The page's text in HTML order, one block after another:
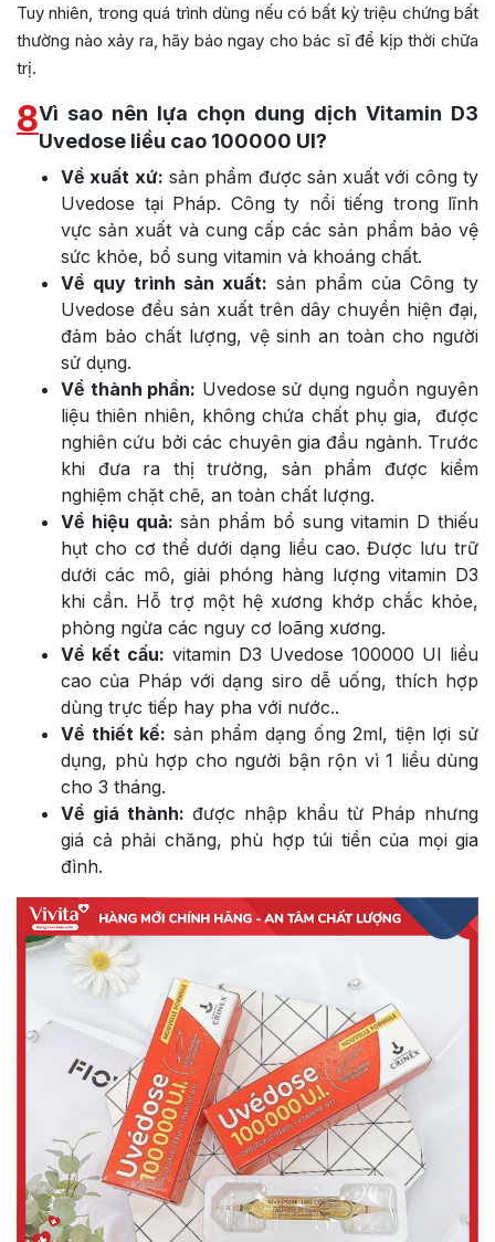
Tuy nhiên, trong quá trình dùng nếu có bất kỳ triệu chứng bất
thường nào xảy ra, hãy báo ngay cho bác sĩ để kịp thời chữa
trị.
8Vì sao nên lựa chọn dung dịch Vitamin D3
Uvedose liều cao 100000 UI?
Về xuất xứ: sản phẩm được sản xuất với công ty
Uvedose tại Pháp. Công ty nổi tiếng trong lĩnh
vực sản xuất và cung cấp các sản phẩm bảo vệ
sức khỏe, bổ sung vitamin và khoáng chất.
Về quy trình sản xuất: sản phẩm của Công ty
Uvedose đều sản xuất trên dây chuyền hiện đại,
đảm bảo chất lượng, vệ sinh an toàn cho người
sử dụng.
Về thành phần: Uvedose sử dụng nguồn nguyên
liệu thiên nhiên, không chứa chất phụ gia, được
nghiên cứu bởi các chuyên gia đầu ngành. Trước
khi đưa ra thị trường, sản phẩm được kiểm
nghiệm chặt chẽ, an toàn chất lượng.
Về hiệu quả: sản phẩm bổ sung vitamin D thiếu
hụt cho cơ thể dưới dạng liều cao. Được lưu trữ
dưới các mô, giải phóng hàng lượng vitamin D3
khi cần. Hỗ trợ một hệ xương khớp chắc khỏe,
phòng ngừa các nguy cơ loãng xương.
Về kết cấu: vitamin D3 Uvedose 100000 UI liều
cao của Pháp với dạng siro dễ uống, thích hợp
dùng trực tiếp hay pha với nước..
Về thiết kế: sản phẩm dạng ống 2ml, tiện lợi sử
dụng, phù hợp cho người bận rộn vì 1 liều dùng
cho 3 tháng.
Về giá thành: được nhập khẩu từ Pháp nhưng
giá cả phải chăng, phù hợp túi tiền của mọi gia
đình.